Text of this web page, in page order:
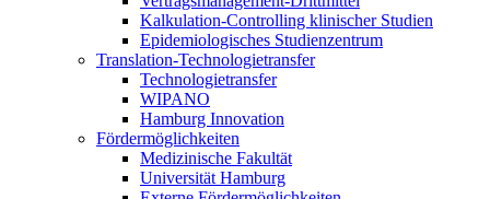
Kalkulation-Controlling klinischer Studien
Epidemiologisches Studienzentrum
Translation-Technologietransfer
Technologietransfer
WIPANO
Hamburg Innovation
Fördermöglichkeiten
Medizinische Fakultät
Universität Hamburg